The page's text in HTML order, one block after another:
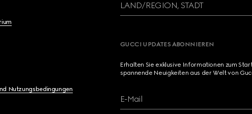
Nutzungsbedingungen
LAND/REGION, STADT
GUCCI UPDATES ABONNIEREN
Erhalten Sie exklusive Informationen zum
spannende Neuigkeiten aus der Welt von
E-Mail